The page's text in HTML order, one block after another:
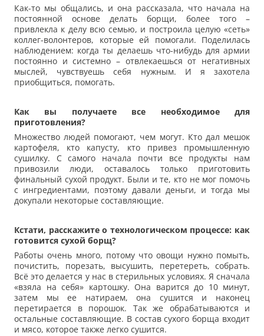
Как-то мы общались, и она рассказала, что начала на
постоянной основе делать борщи, более того –
привлекла к делу всю семью, и построила целую «сеть»
коллег-волонтеров, которые ей помогали. Поделилась
наблюдением: когда ты делаешь что-нибудь для армии
постоянно и системно – отвлекаешься от негативных
мыслей, чувствуешь себя нужным. И я захотела
приобщиться, помогать.
Как вы получаете все необходимое для
приготовления?
Множество людей помогают, чем могут. Кто дал мешок
картофеля, кто капусту, кто привез промышленную
сушилку. С самого начала почти все продукты нам
привозили люди, оставалось только приготовить
финальный сухой продукт. Были и те, кто не мог помочь
с ингредиентами, поэтому давали деньги, и тогда мы
докупали некоторые составляющие.
Кстати, расскажите о технологическом процессе: как
готовится сухой борщ?
Работы очень много, потому что овощи нужно помыть,
почистить, порезать, высушить, перетереть, собрать.
Всё это делается у нас в стерильных условиях. Я сначала
«взяла на себя» картошку. Она варится до 10 минут,
затем мы ее натираем, она сушится и наконец
перетирается в порошок. Так же обрабатываются и
остальные составляющие. В состав сухого борща входит
и мясо, которое также легко сушится.